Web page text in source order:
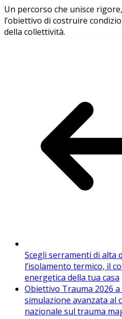
Un percorso che unisce
l’obiettivo di costruire
della collettività.
Scegli serramenti di alta
l’isolamento termico, il
energetica della tua casa
Obiettivo Trauma 2026
simulazione avanzata al
nazionale sul trauma